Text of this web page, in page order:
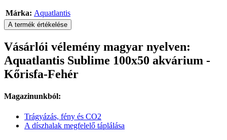
Márka: Aquatlantis
A termék értékelése
Vásárlói vélemény magyar nyelven:
Aquatlantis Sublime 100x50 akvárium -
Kőrisfa-Fehér
Magazinunkból:
Trágyázás, fény és CO2
A díszhalak megfelelő táplálása